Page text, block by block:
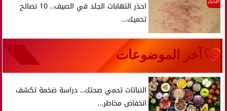
احذر التهابات الجلد في الصيف.. 10 نصائح
تحميك...
آخر الموضوعات
النباتات تحمي صحتك.. دراسة ضخمة تكشف
انخفاض مخاطر...